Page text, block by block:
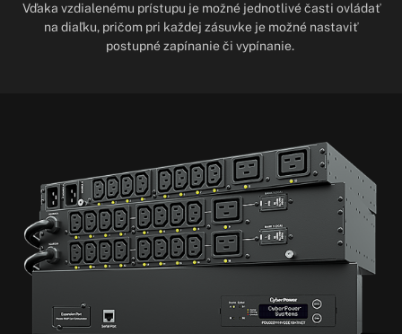
Vďaka vzdialenému prístupu je možné jednotlivé časti ovládať
na diaľku, pričom pri každej zásuvke je možné nastaviť
postupné zapínanie či vypínanie.